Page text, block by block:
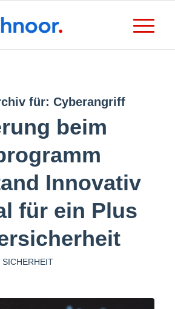
für: Cyberangriff
beim
Innovativ
für ein Plus
SICHERHEIT